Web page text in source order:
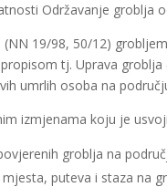
Održavanje groblja
19/98, 50/12)
tj. Uprava
umrlih osoba na
izmjenama koju je
groblja na
puteva i staza na